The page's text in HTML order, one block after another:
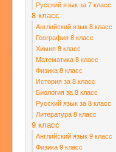
Русский язык за 7 класс
8 класс
Английский язык 8 класс
География 8 класс
Химия 8 класс
Математика 8 класс
Физика 8 класс
История за 8 класс
Биология за 8 класс
Русский язык за 8 класс
Литература 8 класс
9 класс
Английский язык 9 класс
Физика 9 класс